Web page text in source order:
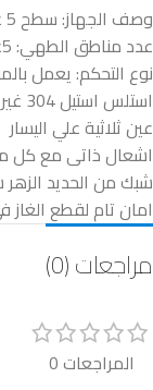
وصف الجهاز: سطح 5 عين غاز عين جانبيه شبك
عدد مناطق الطهي: 5عين
نوع التحكم: يعمل
استلس استيل 304 غير قابل للصدأ
عين ثلاثية علي اليسار
اشعال ذاتى مع كل
شبك من الحديد
امان تام لقطع
مراجعات (0)
المراجعات 0